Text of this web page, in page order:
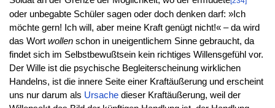
oder unbegabte Schüler sagen oder doch denken darf: »Ich
möchte gern! Ich will, aber meine Kraft genügt nicht!« – da wird
das Wort wollenschon in uneigentlichem Sinne gebraucht, da
findet sich im Selbstbewußtsein kein richtiges Willensgefühl vor.
Der Wille ist die psychische Begleiterscheinung wirklichen
Handelns, ist die innere Seite einer Kraftäußerung und erscheint
uns nur darum als Ursachedieser Kraftäußerung, weil der